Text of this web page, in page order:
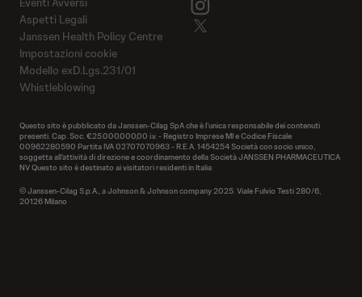
Aspetti Legali
Janssen Health Policy Centre
Impostazioni cookie
Modello exD.Lgs.231/01
Whistleblowing
Questo sito è pubblicato da Janssen-Cilag SpA che è l’unica responsabile dei contenuti
presenti. Cap. Soc. €25.000.000,00 i.v. - Registro Imprese MI e Codice Fiscale
00962280590 Partita IVA 02707070963 - R.E.A. 1454254 Società con socio unico,
soggetta all’attività di direzione e coordinamento della Società JANSSEN PHARMACEUTICA
NV Questo sito è destinato ai visitatori residenti in Italia
© Janssen-Cilag S.p.A., a Johnson & Johnson company 2025. Viale Fulvio Testi 280/6,
20126 Milano